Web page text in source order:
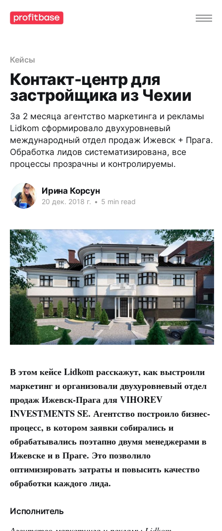
Кейсы
Контакт-центр для
застройщика из Чехии
За 2 месяца агентство маркетинга и рекламы
Lidkom сформировало двухуровневый
международный отдел продаж Ижевск + Прага.
Обработка лидов систематизирована, все
процессы прозрачны и контролируемы.
Ирина Корсун
20 дек. 2018 г. • 5 min read
В этом кейсе Lidkom расскажут, как выстроили
маркетинг и организовали двухуровневый отдел
продаж Ижевск-Прага для VIHOREV
INVESTMENTS SE. Агентство построило бизнес-
процесс, в котором заявки собирались и
обрабатывались поэтапно двумя менеджерами в
Ижевске и в Праге. Это позволило
оптимизировать затраты и повысить качество
обработки каждого лида.
Исполнитель